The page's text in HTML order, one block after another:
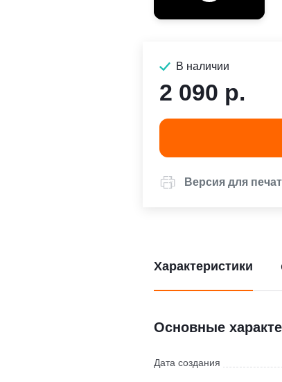
В наличии
2 090 р.
Версия для
Характеристики
Основные
Дата создания